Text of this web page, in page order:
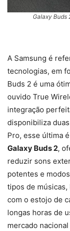
Galaxy Buds
A Samsung é
tecnologias, em
Buds 2 é uma
ouvido True
integração
disponibiliza
Pro, esse última
Galaxy Buds 2,
reduzir sons
potentes e
tipos de músicas,
com o estojo de
longas horas de
mercado